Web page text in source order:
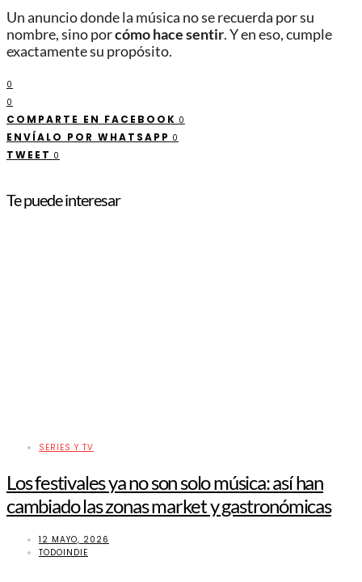
Un anuncio donde la música no se recuerda por su
nombre, sino porcómo hace sentir. Y en eso, cumple
exactamente su propósito.
0
0
COMPARTE EN FACEBOOK 0
ENVÍALO POR WHATSAPP 0
TWEET 0
Te puede interesar
SERIES Y TV
Los festivales ya no son solo música: así han
cambiado las zonas market y gastronómicas
12 MAYO, 2026
TODOINDIE